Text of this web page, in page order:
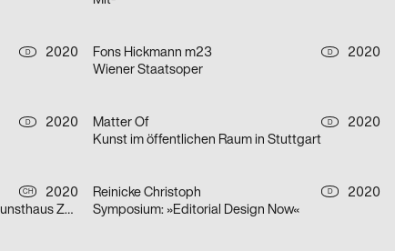
D
2020
Fons Hickmann m23 D
2020
Wiener Staatsoper
D
2020
Matter Of D
2020
Kunst im öffentlichen Raum in Stuttgart
CH
2020
Olafur Eliasson, Symbiotic Seeing, Kunsthaus Zürich
Reinicke Christoph D
2020
Symposium: »Editorial Design Now«